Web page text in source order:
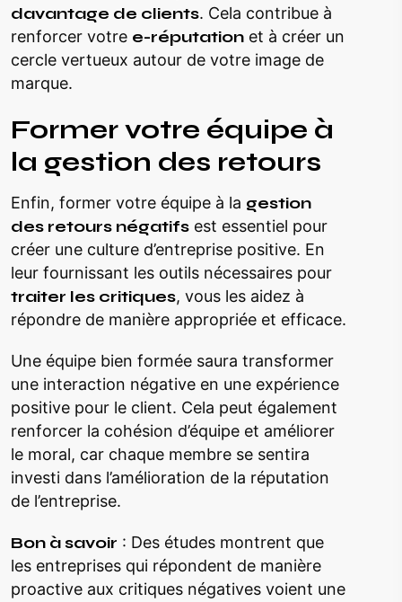
davantage de clients. Cela contribue à
renforcer votre e-réputation et à créer un
cercle vertueux autour de votre image de
marque.
Former votre équipe à
la gestion des retours
Enfin, former votre équipe à la gestion
des retours négatifs est essentiel pour
créer une culture d’entreprise positive. En
leur fournissant les outils nécessaires pour
traiter les critiques, vous les aidez à
répondre de manière appropriée et efficace.
Une équipe bien formée saura transformer
une interaction négative en une expérience
positive pour le client. Cela peut également
renforcer la cohésion d’équipe et améliorer
le moral, car chaque membre se sentira
investi dans l’amélioration de la réputation
de l’entreprise.
Bon à savoir : Des études montrent que
les entreprises qui répondent de manière
proactive aux critiques négatives voient une